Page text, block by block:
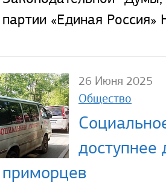
партии «Единая Россия»
26 Июня 2025
Общество
доступнее
приморцев